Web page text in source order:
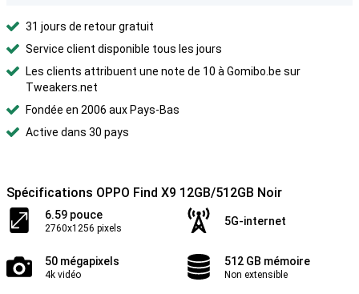
31 jours de retour gratuit
Service client disponible tous les jours
Les clients attribuent une note de 10 à Gomibo.be sur
Tweakers.net
Fondée en 2006 aux Pays-Bas
Active dans 30 pays
Spécifications OPPO Find X9 12GB/512GB Noir
6.59 pouce
2760x1256 pixels
5G-internet
50 mégapixels
4k vidéo
512 GB mémoire
Non extensible